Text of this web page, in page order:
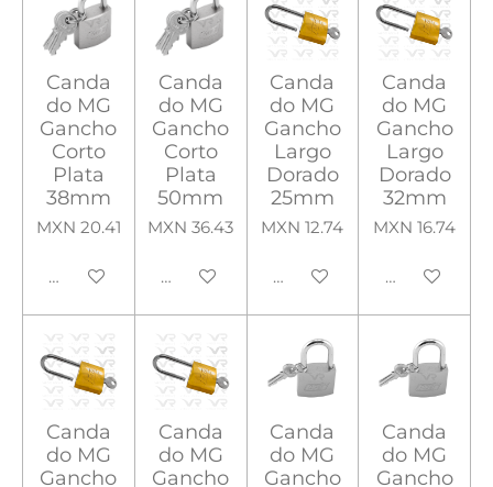
Canda
do MG
Gancho
Corto
Plata
38mm
MXN 20.41
Añadir al carrito
Canda
do MG
Gancho
Corto
Plata
50mm
MXN 36.43
Añadir al carrito
Canda
do MG
Gancho
Largo
Dorado
25mm
MXN 12.74
Añadir al carrito
Canda
do MG
Gancho
Largo
Dorado
32mm
MXN 16.74
Añadir al
Canda
do MG
Gancho
Canda
do MG
Gancho
Canda
do MG
Gancho
Canda
do MG
Gancho